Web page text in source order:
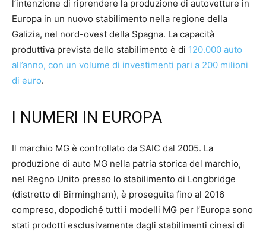
l’intenzione di riprendere la produzione di autovetture in
Europa in un nuovo stabilimento nella regione della
Galizia, nel nord-ovest della Spagna. La capacità
produttiva prevista dello stabilimento è di 120.000 auto
all’anno, con un volume di investimenti pari a 200 milioni
di euro.
I NUMERI IN EUROPA
Il marchio MG è controllato da SAIC dal 2005. La
produzione di auto MG nella patria storica del marchio,
nel Regno Unito presso lo stabilimento di Longbridge
(distretto di Birmingham), è proseguita fino al 2016
compreso, dopodiché tutti i modelli MG per l’Europa sono
stati prodotti esclusivamente dagli stabilimenti cinesi di